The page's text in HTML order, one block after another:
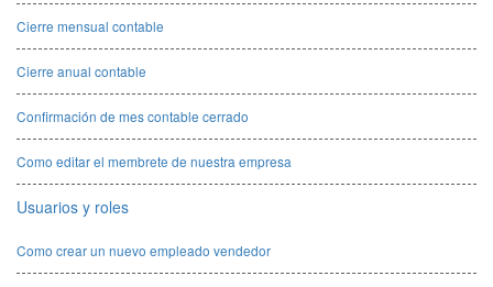
Cierre mensual contable
Cierre anual contable
Confirmación de mes contable cerrado
Como editar el membrete de nuestra empresa
Usuarios y roles
Como crear un nuevo empleado vendedor